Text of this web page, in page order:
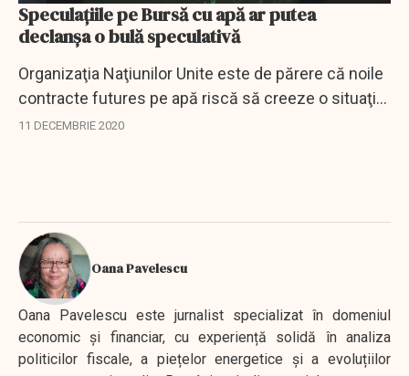
Speculațiile pe Bursă cu apă ar putea
declanşa o bulă speculativă
Organizaţia Naţiunilor Unite este de părere că noile
contracte futures pe apă riscă să creeze o situaţie
în care un bun public esenţial va fi tratat ca aurul
11 DECEMBRIE 2020
Oana Pavelescu
Oana Pavelescu este jurnalist specializat în domeniul
economic și financiar, cu experiență solidă în analiza
politicilor fiscale, a piețelor energetice și a evoluțiilor